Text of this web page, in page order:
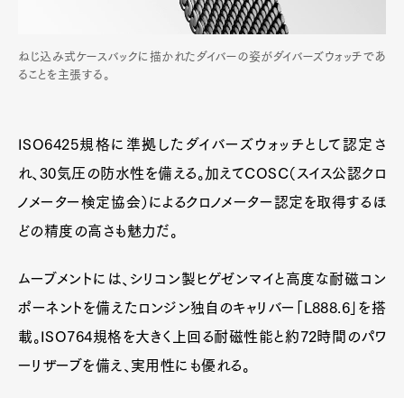
ねじ込み式ケースバックに描かれたダイバーの姿がダイバーズウォッチであ
ることを主張する。
ISO6425規格に準拠したダイバーズウォッチとして認定さ
れ、30気圧の防水性を備える。加えてCOSC（スイス公認クロ
ノメーター検定協会）によるクロノメーター認定を取得するほ
どの精度の高さも魅力だ。
ムーブメントには、シリコン製ヒゲゼンマイと高度な耐磁コン
ポーネントを備えたロンジン独自のキャリバー「L888.6」を搭
載。ISO764規格を大きく上回る耐磁性能と約72時間のパワ
ーリザーブを備え、実用性にも優れる。